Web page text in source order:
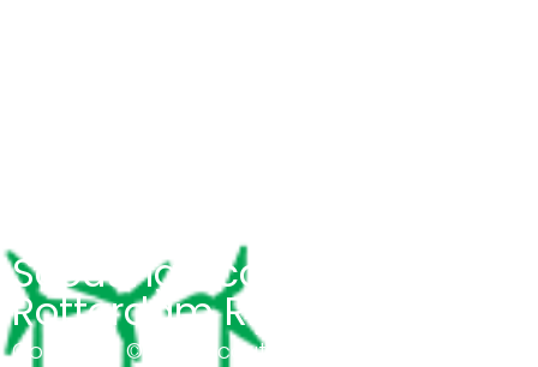
Scouting Academy
Rotterdam Rijnmond
Copyright © 2026 Scouting Academy